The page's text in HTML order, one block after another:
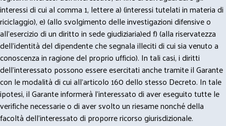
interessi di cui al comma 1, lettere a) (interessi tutelati in materia di
riciclaggio), e) (allo svolgimento delle investigazioni difensive o
all’esercizio di un diritto in sede giudiziaria)ed f) (alla riservatezza
dell’identità del dipendente che segnala illeciti di cui sia venuto a
conoscenza in ragione del proprio ufficio). In tali casi, i diritti
dell’interessato possono essere esercitati anche tramite il Garante
con le modalità di cui all’articolo 160 dello stesso Decreto. In tale
ipotesi, il Garante informerà l’interessato di aver eseguito tutte le
verifiche necessarie o di aver svolto un riesame nonché della
facoltà dell’interessato di proporre ricorso giurisdizionale.